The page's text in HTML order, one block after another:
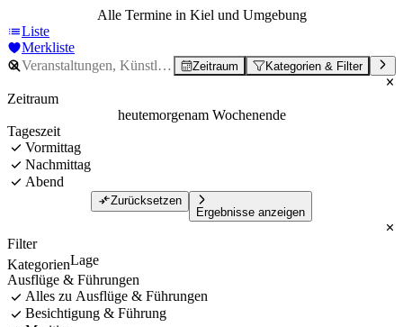
Alle Termine in Kiel und Umgebung
Liste
Merkliste
Zeitraum Kategorien & Filter
Zeitraum
heutemorgenam Wochenende
Tageszeit
Vormittag
Nachmittag
Abend
Zurücksetzen
Ergebnisse anzeigen
Filter
KategorienLage
Ausflüge & Führungen
Alles zu Ausflüge & Führungen
Besichtigung & Führung